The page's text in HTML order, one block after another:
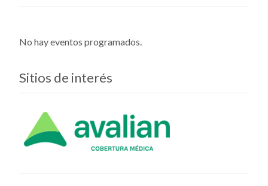
No hay eventos programados.
Sitios de interés